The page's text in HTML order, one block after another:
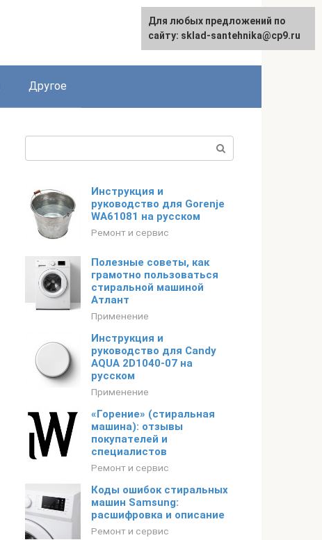
Другое
Инструкция и
руководство для Gorenje
WA61081 на русском
Ремонт и сервис
Полезные советы, как
грамотно пользоваться
стиральной машиной
Атлант
Применение
Инструкция и
руководство для Candy
AQUA 2D1040-07 на
русском
Применение
«Горение» (стиральная
машина): отзывы
покупателей и
специалистов
Ремонт и сервис
Коды ошибок стиральных
машин Samsung:
расшифровка и описание
Ремонт и сервис
Для любых предложений по
сайту: sklad-santehnika@cp9.ru